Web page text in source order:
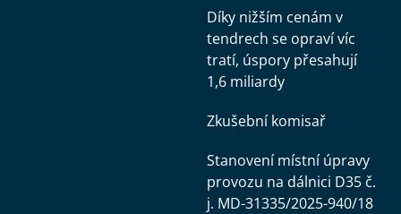
Díky nižším cenám v
tendrech se opraví víc
tratí, úspory přesahují
1,6 miliardy
Zkušební komisař
Stanovení místní úpravy
provozu na dálnici D35 č.
j. MD-31335/2025-940/18